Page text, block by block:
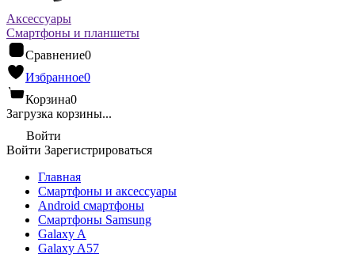
Аксессуары
Смартфоны и планшеты
Сравнение0
Избранное0
Корзина0
Загрузка корзины...
Войти
Войти Зарегистрироваться
Главная
Смартфоны и аксессуары
Android cмартфоны
Смартфоны Samsung
Galaxy A
Galaxy A57